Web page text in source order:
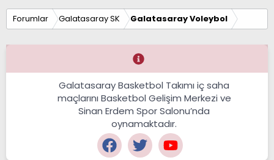
Forumlar Galatasaray SK Galatasaray Voleybol
Galatasaray Basketbol Takımı iç saha
maçlarını Basketbol Gelişim Merkezi ve
Sinan Erdem Spor Salonu’nda
oynamaktadır.